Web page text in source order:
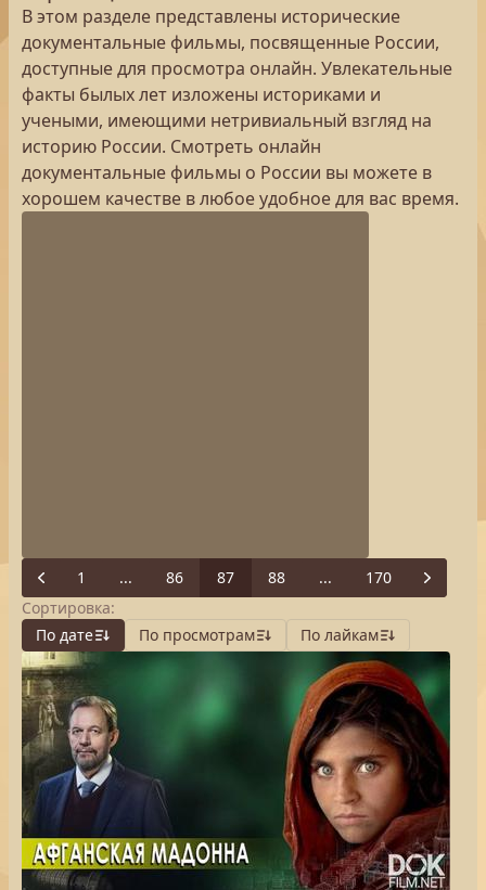
В этом разделе представлены исторические
документальные фильмы, посвященные России,
доступные для просмотра онлайн. Увлекательные
факты былых лет изложены историками и
учеными, имеющими нетривиальный взгляд на
историю России. Смотреть онлайн
документальные фильмы о России вы можете в
хорошем качестве в любое удобное для вас время.
Previous
1 ... 86 87 88 ... 170
Next
Сортировка:
По дате
По просмотрам По лайкам